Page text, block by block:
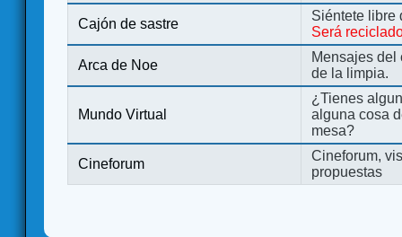
Cajón de sastre
Siéntete libre
Será
Arca de Noe
Mensajes del
de la limpia.
Mundo Virtual
¿Tienes
alguna cosa
mesa?
Cineforum
Cineforum,
propuestas